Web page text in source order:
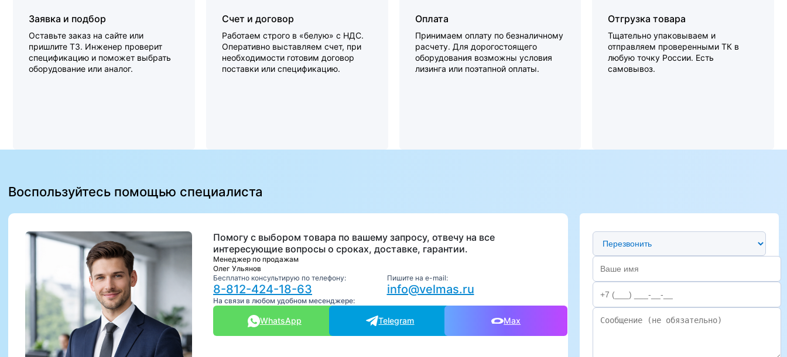
Заявка и подбор
Оставьте заказ на сайте или
пришлите ТЗ. Инженер проверит
спецификацию и поможет выбрать
оборудование или аналог.
Счет и договор
Работаем строго в «белую» с НДС.
Оперативно выставляем счет, при
необходимости готовим договор
поставки или спецификацию.
Оплата
Принимаем оплату по безналичному
расчету. Для дорогостоящего
оборудования возможны условия
лизинга или поэтапной оплаты.
Отгрузка товара
Тщательно упаковываем и
отправляем проверенными ТК в
любую точку России. Есть
самовывоз.
Воспользуйтесь помощью специалиста
Помогу с выбором товара по вашему запросу, отвечу на все
интересующие вопросы о сроках, доставке, гарантии.
Менеджер по продажам
Олег Ульянов
Бесплатно консультирую по телефону:
8-812-424-18-63
Пишите на e-mail:
info@velmas.ru
На связи в любом удобном месенджере:
WhatsApp Telegram Max
Предпочтительный способ связи